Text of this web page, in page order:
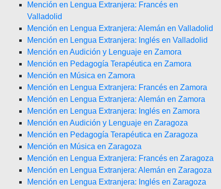
Mención en Lengua Extranjera: Francés en
Valladolid
Mención en Lengua Extranjera: Alemán en Valladolid
Mención en Lengua Extranjera: Inglés en Valladolid
Mención en Audición y Lenguaje en Zamora
Mención en Pedagogía Terapéutica en Zamora
Mención en Música en Zamora
Mención en Lengua Extranjera: Francés en Zamora
Mención en Lengua Extranjera: Alemán en Zamora
Mención en Lengua Extranjera: Inglés en Zamora
Mención en Audición y Lenguaje en Zaragoza
Mención en Pedagogía Terapéutica en Zaragoza
Mención en Música en Zaragoza
Mención en Lengua Extranjera: Francés en Zaragoza
Mención en Lengua Extranjera: Alemán en Zaragoza
Mención en Lengua Extranjera: Inglés en Zaragoza